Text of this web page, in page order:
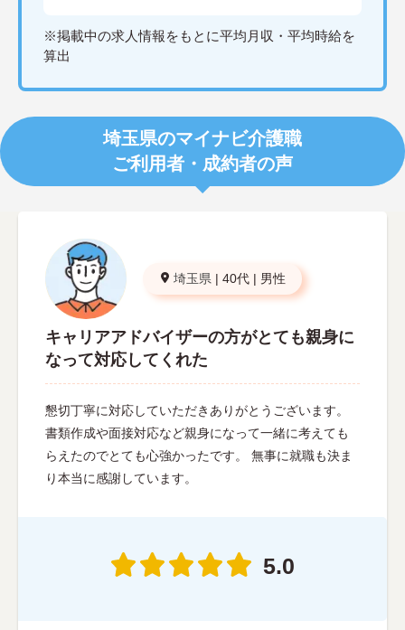
※掲載中の求人情報をもとに平均月収・平均時給を
算出
埼玉県のマイナビ介護職
ご利用者・成約者の声
埼玉県 | 40代 | 男性
キャリアアドバイザーの方がとても親身に
なって対応してくれた
懇切丁寧に対応していただきありがとうございます。
書類作成や面接対応など親身になって一緒に考えても
らえたのでとても心強かったです。 無事に就職も決ま
り本当に感謝しています。
5.0